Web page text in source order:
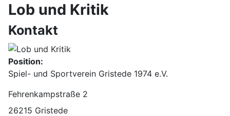
Lob und Kritik
Kontakt
Position:
Spiel- und Sportverein Gristede 1974 e.V.
Adresse:
Fehrenkampstraße 2
26215 Gristede